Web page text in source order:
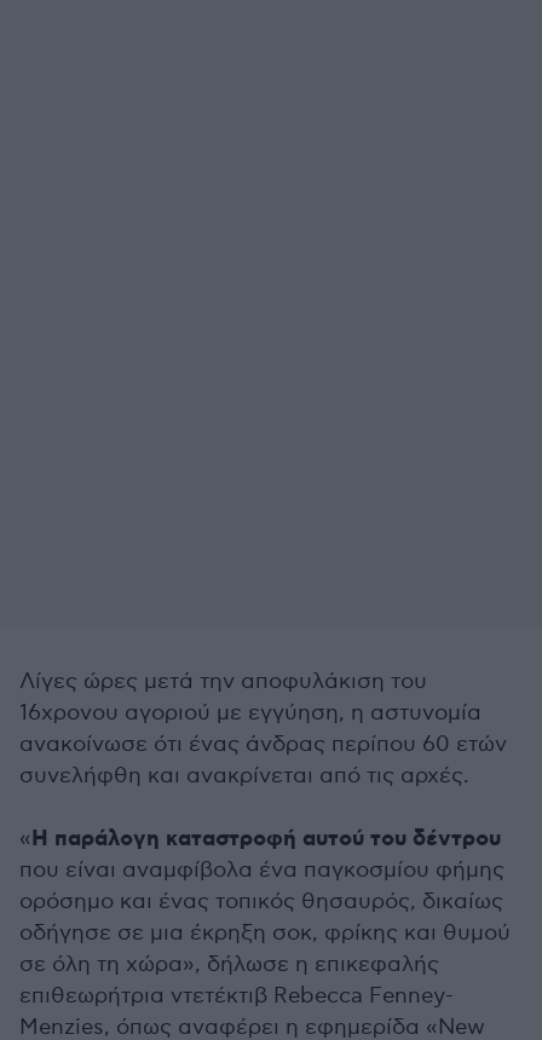
Λίγες ώρες μετά την αποφυλάκιση του
16χρονου αγοριού με εγγύηση, η αστυνομία
ανακοίνωσε ότι ένας άνδρας περίπου 60 ετών
συνελήφθη και ανακρίνεται από τις αρχές.
«Η παράλογη καταστροφή αυτού του δέντρου
που είναι αναμφίβολα ένα παγκοσμίου φήμης
ορόσημο και ένας τοπικός θησαυρός, δικαίως
οδήγησε σε μια έκρηξη σοκ, φρίκης και θυμού
σε όλη τη χώρα», δήλωσε η επικεφαλής
επιθεωρήτρια ντετέκτιβ Rebecca Fenney-
Menzies, όπως αναφέρει η εφημερίδα «New